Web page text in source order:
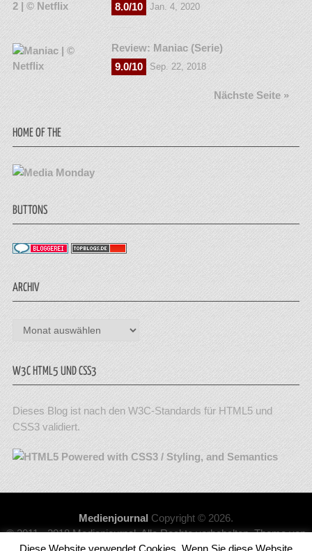
8.0/10
Jan. 4, 2020
Review: Maniac (Serie)
9.0/10
Sep. 22, 2018
Nächste Seite »
HOME OF THE
BUTTONS
ARCHIV
Archiv
W3C HTML5 UND CSS3
Dieses Blog ist nach den W3C-Standards für HTML5 und
CSS3 validiert.
Medienjournal Copyright © 2026.
© 2011 - 2018 Medienjournal. Alle Rechte vorbehalten. Theme von
MyThemeShop.Impressum|Datenschutz
Diese Website verwendet Cookies, Wenn Sie diese Website